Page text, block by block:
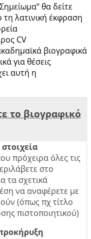
θα δείτε
λατινική έκφραση
CV
βιογραφικά
για θέσεις
αυτή η
το βιογραφικό
πρόχειρα όλες τις
στο
τα σχετικά
να αναφέρετε με
(όπως πχ τίτλο
πιστοποιητικού)